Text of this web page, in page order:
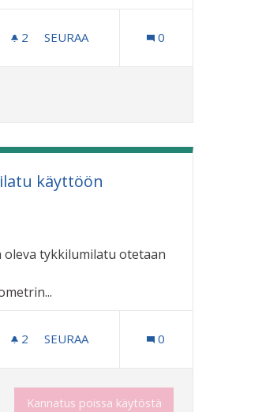
UUSINTA.
2 2 SEURAAJAA
SEURAA 0
käyttöön
oleva tykkilumilatu otetaan
2 2 SEURAAJAA
SEURAA 0
Kannatus poissa käytöstä